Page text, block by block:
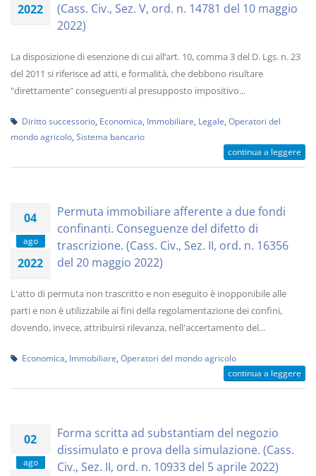
2022
(Cass. Civ., Sez. V, ord. n. 14781 del 10 maggio
2022)
La disposizione di esenzione di cui all’art. 10, comma 3 del D. Lgs. n. 23
del 2011 si riferisce ad atti, e formalità, che debbono risultare
"direttamente" conseguenti al presupposto impositivo...
Diritto successorio Economica Immobiliare Legale Operatori del
mondo agricolo Sistema bancario
continua a leggere
04
ago
2022
Permuta immobiliare afferente a due fondi
confinanti. Conseguenze del difetto di
trascrizione. (Cass. Civ., Sez. II, ord. n. 16356
del 20 maggio 2022)
L'atto di permuta non trascritto e non eseguito è inopponibile alle
parti e non è utilizzabile ai fini della regolamentazione dei confini,
dovendo, invece, attribuirsi rilevanza, nell'accertamento del...
Economica Immobiliare Operatori del mondo agricolo
continua a leggere
02
ago
Forma scritta ad substantiam del negozio
dissimulato e prova della simulazione. (Cass.
Civ., Sez. II, ord. n. 10933 del 5 aprile 2022)